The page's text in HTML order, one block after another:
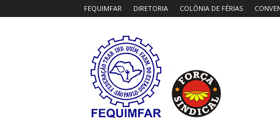
FEQUIMFAR DIRETORIA COLÔNIA DE FÉRIAS